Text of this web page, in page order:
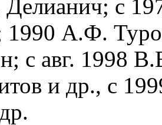
с
1990 А.Ф.
с авг. 1998
и др., с